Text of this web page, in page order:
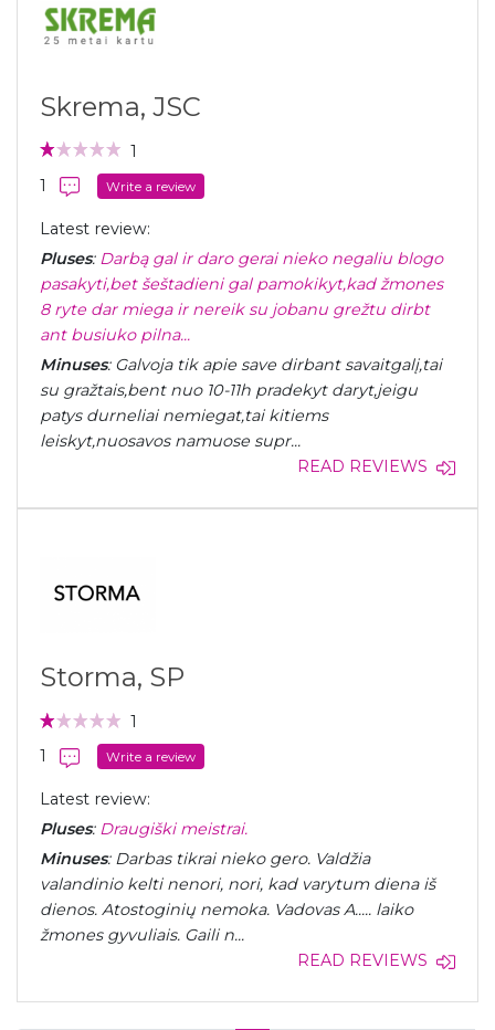
Skrema, JSC
1
1
Write a review
Latest review:
Pluses: Darbą gal ir daro gerai nieko negaliu blogo
pasakyti,bet šeštadieni gal pamokikyt,kad žmones
8 ryte dar miega ir nereik su jobanu grežtu dirbt
ant busiuko pilna...
Minuses: Galvoja tik apie save dirbant savaitgalį,tai
su gražtais,bent nuo 10-11h pradekyt daryt,jeigu
patys durneliai nemiegat,tai kitiems
leiskyt,nuosavos namuose supr...
READ REVIEWS
Storma, SP
1
1
Write a review
Latest review:
Pluses: Draugiški meistrai.
Minuses: Darbas tikrai nieko gero. Valdžia
valandinio kelti nenori, nori, kad varytum diena iš
dienos. Atostoginių nemoka. Vadovas A..... laiko
žmones gyvuliais. Gaili n...
READ REVIEWS